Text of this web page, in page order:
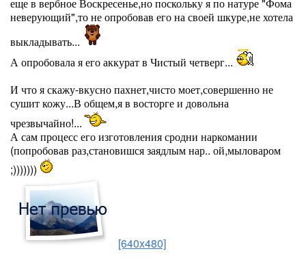
неверующий",то не опробовав его на своей шкуре,не хотела
выкладывать...
А опробовала я его аккурат в Чистый четверг...
И что я скажу-вкусно пахнет,чисто моет,совершенно не
сушит кожу...В общем,я в восторге и довольна
чрезвычайно!...
А сам процесс его изготовления сродни наркомании
(попробовав раз,становишся заядлым нар.. ой,мыловаром
;)))))))
[640x480]